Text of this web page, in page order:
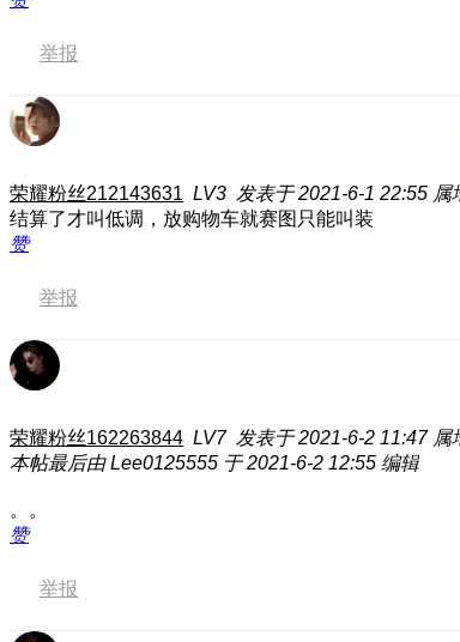
举报
荣耀粉丝212143631 LV3 发表于 2021-6-1 22:55 属
结算了才叫低调，放购物车就赛图只能叫装
赞
举报
荣耀粉丝162263844 LV7 发表于 2021-6-2 11:47 属
本帖最后由 Lee0125555 于 2021-6-2 12:55 编辑
。。
赞
举报